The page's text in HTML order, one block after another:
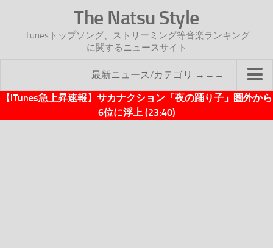
The Natsu Style
iTunesトップソング、ストリーミング等音楽ランキング
に関するニュースサイト
最新ニュース/カテゴリ →→→
TOP
【iTunes急上昇速報】サカナクション「夜の踊り子」圏外から
6位に浮上 (23:40)